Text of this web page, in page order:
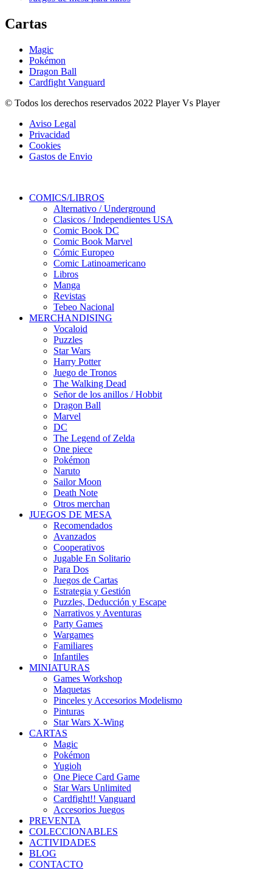
Cartas
Magic
Pokémon
Dragon Ball
Cardfight Vanguard
© Todos los derechos reservados 2022 Player Vs Player
Aviso Legal
Privacidad
Cookies
Gastos de Envio
COMICS/LIBROS
Alternativo / Underground
Clasicos / Independientes USA
Comic Book DC
Comic Book Marvel
Cómic Europeo
Comic Latinoamericano
Libros
Manga
Revistas
Tebeo Nacional
MERCHANDISING
Vocaloid
Puzzles
Star Wars
Harry Potter
Juego de Tronos
The Walking Dead
Señor de los anillos / Hobbit
Dragon Ball
Marvel
DC
The Legend of Zelda
One piece
Pokémon
Naruto
Sailor Moon
Death Note
Otros merchan
JUEGOS DE MESA
Recomendados
Avanzados
Cooperativos
Jugable En Solitario
Para Dos
Juegos de Cartas
Estrategia y Gestión
Puzzles, Deducción y Escape
Narrativos y Aventuras
Party Games
Wargames
Familiares
Infantiles
MINIATURAS
Games Workshop
Maquetas
Pinceles y Accesorios Modelismo
Pinturas
Star Wars X-Wing
CARTAS
Magic
Pokémon
Yugioh
One Piece Card Game
Star Wars Unlimited
Cardfight!! Vanguard
Accesorios Juegos
PREVENTA
COLECCIONABLES
ACTIVIDADES
BLOG
CONTACTO